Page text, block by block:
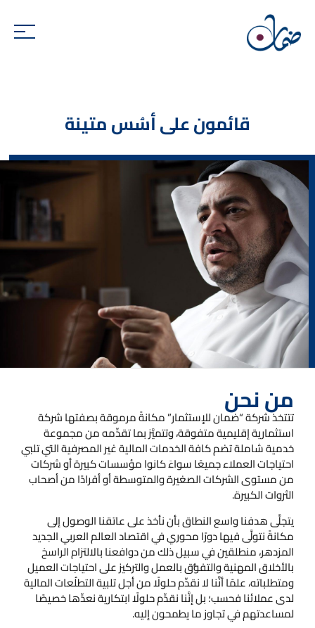
قائمون على أسُس متينة
من نحن
تتتخذ شركة “ضمان للإستثمار” مكانةً مرموقة بصفتها شركة
استثمارية إقليمية متفوقة، وتتميَّز بما تقدِّمه من مجموعة
خدمية شاملة تضم كافة الخدمات المالية غير المصرفية التي تلبي
احتياجات العملاء جميعًا سواءَ كانوا مؤسسات كبيرة أو شركات
من مستوى الشركات الصغيرة والمتوسطة أو أفرادًا من أصحاب
الثروات الكبيرة.
يتجلَّى هدفنا واسع النطاق بأن نأخذ على عاتقنا الوصول إلى
مكانةً نتولَّى فيها دورًا محوري في اقتصاد العالم العربي الجديد
المزدهر، منطلقين في سبيل ذلك من دوافعنا بالالتزام الراسخ
بالأخلاق المهنية والتفوُّق بالعمل والتركيز على احتياجات العميل
ومتطلباته، علمًا أنَّنا لا نقدِّم حلولًا من أجل تلبية التطلُعات المالية
لدى عملائنا فحسب؛ بل إنَّنا نقدِّم حلولًا ابتكارية نعدِّها خصيصًا
لمساعدتهم في تجاوز ما يطمحون إليه.